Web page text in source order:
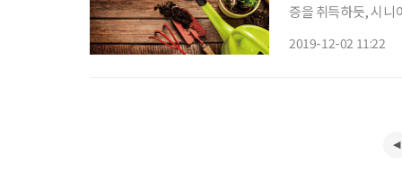
증을 취득하듯, 시니
2019-12-02 11:22